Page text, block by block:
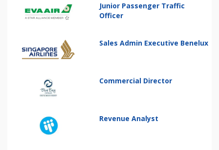
Junior Passenger Traffic
Officer
Sales Admin Executive Benelux
Commercial Director
Revenue Analyst